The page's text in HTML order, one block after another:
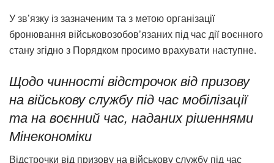
У зв’язку із зазначеним та з метою організації
бронювання військовозобов’язаних під час дії воєнного
стану згідно з Порядком просимо врахувати наступне.
Щодо чинності відстрочок від призову
на військову службу під час мобілізації
та на воєнний час, наданих рішеннями
Мінекономіки
Відстрочки від призову на військову службу під час